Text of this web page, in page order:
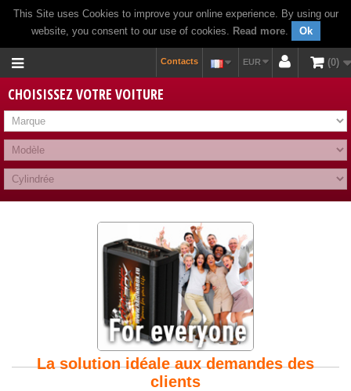
This Site uses Cookies to improve your online experience. By using our
website, you consent to our use of cookies. Read more. Ok
0
EUR
Contacts
CHOISISSEZ VOTRE VOITURE
La solution idéale aux demandes des
clients